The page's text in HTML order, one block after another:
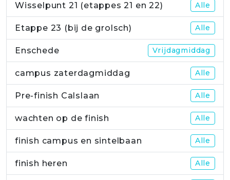
Wisselpunt 21 (etappes 21 en 22) Alle
Etappe 23 (bij de grolsch) Alle
Enschede Vrijdagmiddag
campus zaterdagmiddag Alle
Pre-finish Calslaan Alle
wachten op de finish Alle
finish campus en sintelbaan Alle
finish heren Alle